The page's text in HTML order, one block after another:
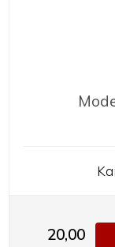
20,00